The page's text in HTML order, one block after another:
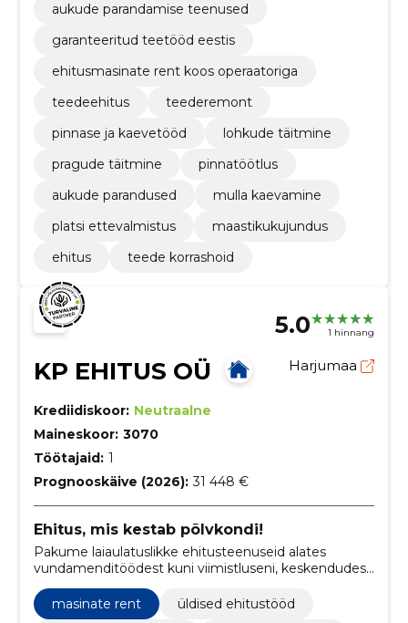
aukude parandamise teenused
garanteeritud teetööd eestis
ehitusmasinate rent koos operaatoriga
teedeehitus
teederemont
pinnase ja kaevetööd
lohkude täitmine
pragude täitmine
pinnatöötlus
aukude parandused
mulla kaevamine
platsi ettevalmistus
maastikukujundus
ehitus
teede korrashoid
5.0 1 hinnang
KP EHITUS OÜ Harjumaa
Krediidiskoor: Neutraalne
Maineskoor: 3070
Töötajaid: 1
Prognooskäive (2026): 31 448 €
Ehitus, mis kestab põlvkondi!
Pakume laiaulatuslikke ehitusteenuseid alates
vundamenditöödest kuni viimistluseni, keskendudes
sise- ja välisviimistlusele, hoovade rajamisele ning
elamuehitusele.
masinate rent üldised ehitustööd